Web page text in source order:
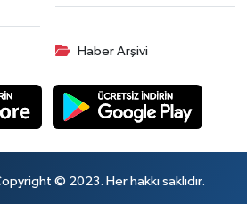
Haber Arşivi
© 2023. Her hakkı saklıdır.